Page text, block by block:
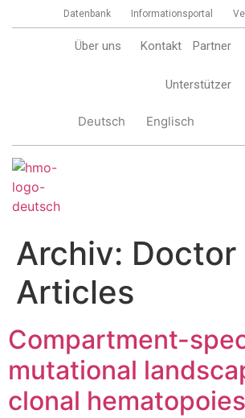
Datenbank Informationsportal
Über uns Kontakt Partner
Unterstützer
Deutsch Englisch
Archiv: Doctor
Articles
Compartment-
mutational
clonal